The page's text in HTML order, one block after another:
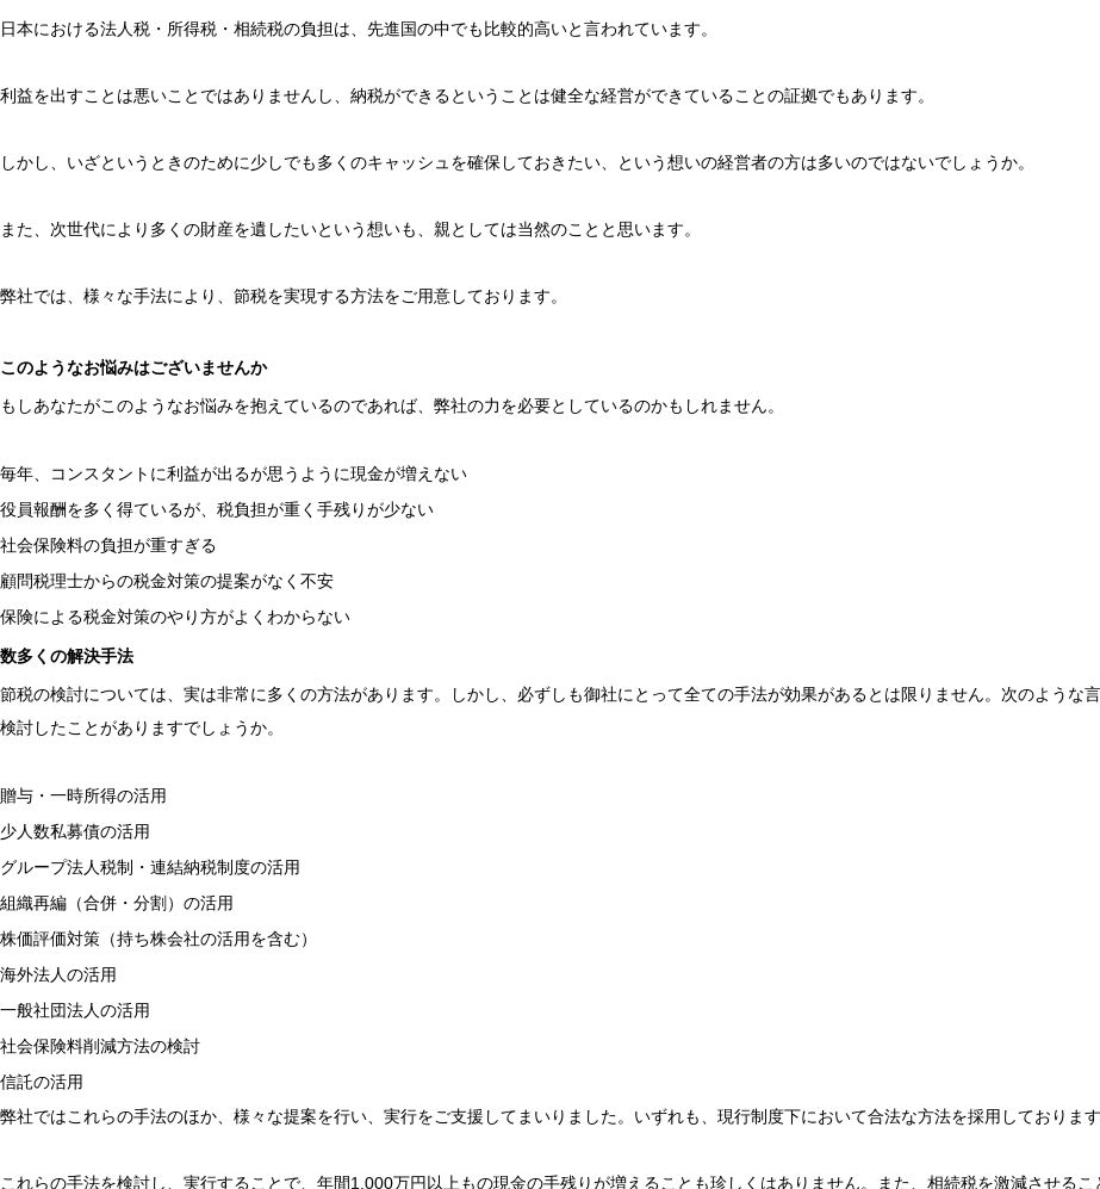
日本における法人税・所得税・相続税の負担は、先進国の中でも比較的高いと言われています。
利益を出すことは悪いことではありませんし、納税ができるということは健全な経営ができていることの証拠でもあります。
しかし、いざというときのために少しでも多くのキャッシュを確保しておきたい、という想いの経営者の方は多いのではないでしょうか。
また、次世代により多くの財産を遺したいという想いも、親としては当然のことと思います。
弊社では、様々な手法により、節税を実現する方法をご用意しております。
このようなお悩みはございませんか
もしあなたがこのようなお悩みを抱えているのであれば、弊社の力を必要としているのかもしれません。
毎年、コンスタントに利益が出るが思うように現金が増えない
役員報酬を多く得ているが、税負担が重く手残りが少ない
社会保険料の負担が重すぎる
顧問税理士からの税金対策の提案がなく不安
保険による税金対策のやり方がよくわからない
数多くの解決手法
節税の検討については、実は非常に多くの方法があります。しかし、必ずしも御社にとって全ての手法が効果があるとは限りません。次のような
検討したことがありますでしょうか。
贈与・一時所得の活用
少人数私募債の活用
グループ法人税制・連結納税制度の活用
組織再編（合併・分割）の活用
株価評価対策（持ち株会社の活用を含む）
海外法人の活用
一般社団法人の活用
社会保険料削減方法の検討
信託の活用
弊社ではこれらの手法のほか、様々な提案を行い、実行をご支援してまいりました。いずれも、現行制度下において合法な方法を採用しております
これらの手法を検討し、実行することで、年間1,000万円以上もの現金の手残りが増えることも珍しくはありません。また、相続税を激減させるこ